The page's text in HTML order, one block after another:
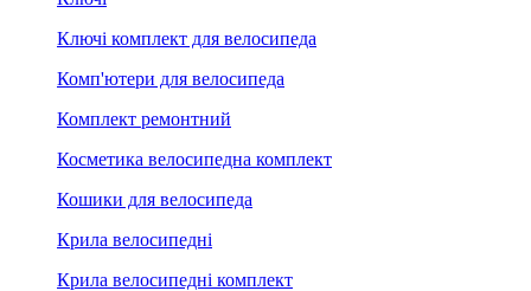
Ключі комплект для велосипеда
Комп'ютери для велосипеда
Комплект ремонтний
Косметика велосипедна комплект
Кошики для велосипеда
Крила велосипедні
Крила велосипедні комплект